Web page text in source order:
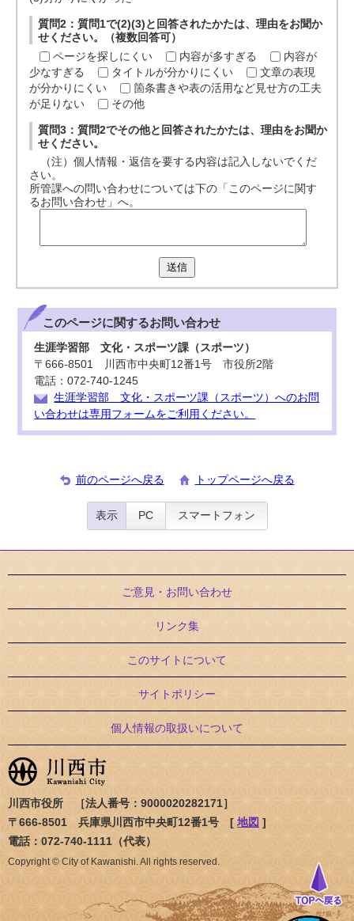
質問2：質問1で(2)(3)と回答されたかたは、理由をお聞か
せください。（複数回答可）
ページを探しにくい
内容が多すぎる
内容が
少なすぎる
タイトルが分かりにくい
文章の表現
が分かりにくい
箇条書きや表の活用など見せ方の工夫
が足りない
その他
質問3：質問2でその他と回答されたかたは、理由をお聞か
せください。
（注）個人情報・返信を要する内容は記入しないでくだ
さい。
所管課への問い合わせについては下の「このページに関す
るお問い合わせ」へ。
送信
このページに関するお問い合わせ
生涯学習部 文化・スポーツ課（スポーツ）
〒666-8501 川西市中央町12番1号 市役所2階
電話：072-740-1245
生涯学習部 文化・スポーツ課（スポーツ）へのお問
い合わせは専用フォームをご利用ください。
前のページへ戻る トップページへ戻る
表示 PC スマートフォン
ご意見・お問い合わせ
リンク集
このサイトについて
サイトポリシー
個人情報の取扱いについて
川西市役所 ［法人番号：9000020282171］
〒666-8501 兵庫県川西市中央町12番1号 [ 地図 ]
電話：072-740-1111（代表）
Copyright © City of Kawanishi. All rights reserved.